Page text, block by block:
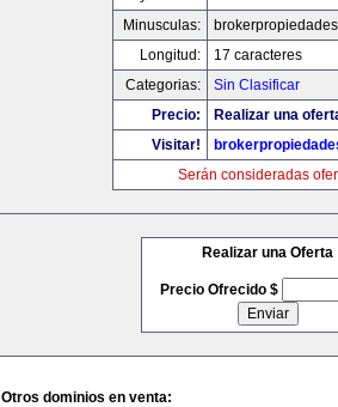
Minusculas:
Longitud:
17 caracteres
Categorias:
Sin Clasificar
Precio:
Realizar una
Visitar!
Serán consideradas
Realizar una Oferta
Precio Ofrecido $
Otros dominios en venta: